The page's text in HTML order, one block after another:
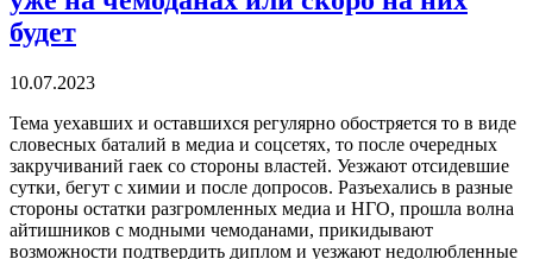
будет
10.07.2023
Тема уехавших и оставшихся регулярно обостряется то в виде
словесных баталий в медиа и соцсетях, то после очередных
закручиваний гаек со стороны властей. Уезжают отсидевшие
сутки, бегут с химии и после допросов. Разъехались в разные
стороны остатки разгромленных медиа и НГО, прошла волна
айтишников с модными чемоданами, прикидывают
возможности подтвердить диплом и уезжают недолюбленные